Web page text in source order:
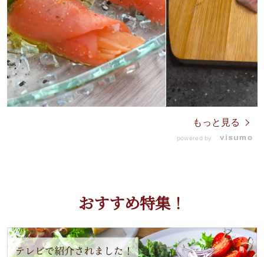
もっと見る
powered by
おすすめ特集！